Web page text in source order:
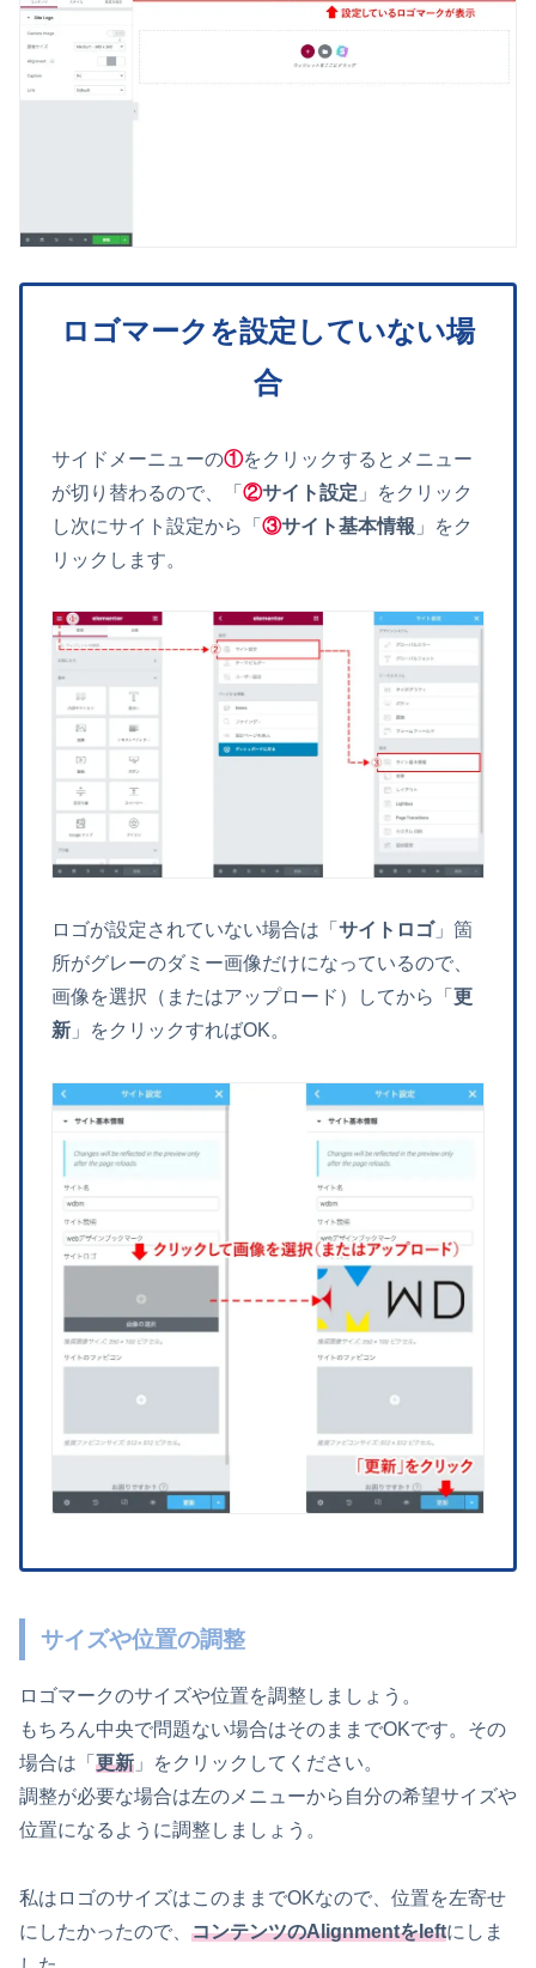
ロゴマークを設定していない場
合
サイドメーニューの①をクリックするとメニュー
が切り替わるので、「 ②サイト設定 」をクリック
し次にサイト設定から「 ③サイト基本情報 」をク
リックします。
ロゴが設定されていない場合は「 サイトロゴ」箇
所がグレーのダミー画像だけになっているので、
画像を選択（またはアップロード）してから「 更
新 」をクリックすればOK。
サイズや位置の調整
ロゴマークのサイズや位置を調整しましょう。
もちろん中央で問題ない場合はそのままでOKです。その
場合は「 更新 」をクリックしてください。
調整が必要な場合は左のメニューから自分の希望サイズや
位置になるように調整しましょう。
私はロゴのサイズはこのままでOKなので、位置を左寄せ
にしたかったので、 コンテンツのAlignmentをleftにしま